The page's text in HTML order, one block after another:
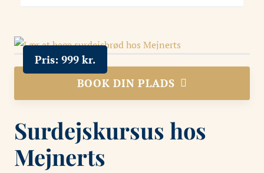
Pris: 999 kr.
BOOK DIN PLADS
Surdejskursus hos
Mejnerts